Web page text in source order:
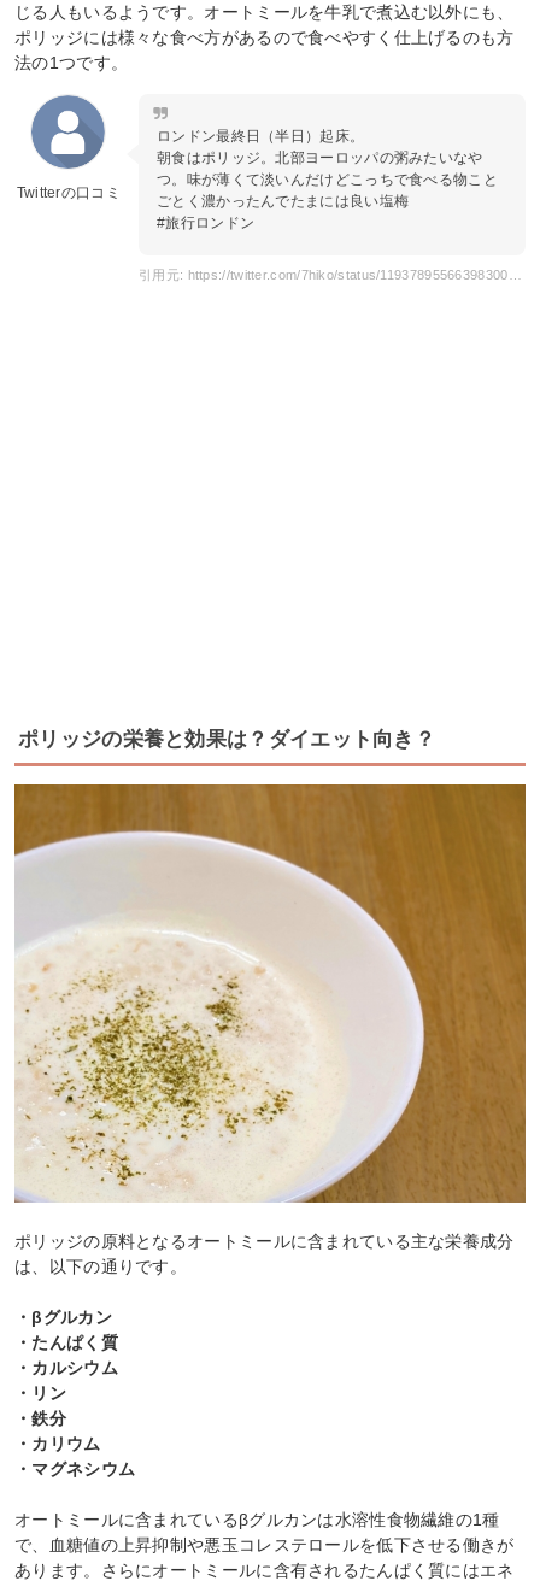
じる人もいるようです。オートミールを牛乳で煮込む以外にも、
ポリッジには様々な食べ方があるので食べやすく仕上げるのも方
法の1つです。
Twitterの口コミ
ロンドン最終日（半日）起床。
朝食はポリッジ。北部ヨーロッパの粥みたいなや
つ。味が薄くて淡いんだけどこっちで食べる物こと
ごとく濃かったんでたまには良い塩梅
#旅行ロンドン
ポリッジの栄養と効果は？ダイエット向き？
ポリッジの原料となるオートミールに含まれている主な栄養成分
は、以下の通りです。
・βグルカン
・たんぱく質
・カルシウム
・リン
・鉄分
・カリウム
・マグネシウム
オートミールに含まれているβグルカンは水溶性食物繊維の1種
で、血糖値の上昇抑制や悪玉コレステロールを低下させる働きが
あります。さらにオートミールに含有されるたんぱく質にはエネ